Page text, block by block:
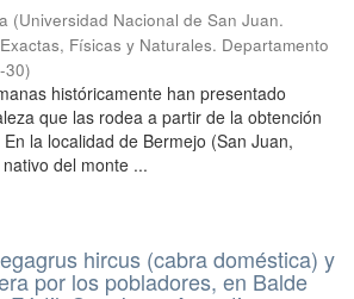
(Universidad Nacional de San Juan.
Físicas y Naturales. Departamento
30)
históricamente han presentado
que las rodea a partir de la obtención
la localidad de Bermejo (San Juan,
del monte ...
hircus (cabra doméstica) y
por los pobladores, en Balde